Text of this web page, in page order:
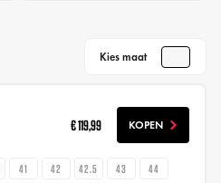
Kies maat
€ 119,99 KOPEN
41 42 42.5 43
44